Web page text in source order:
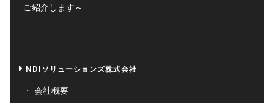
ご紹介します～
NDIソリューションズ株式会社
会社概要